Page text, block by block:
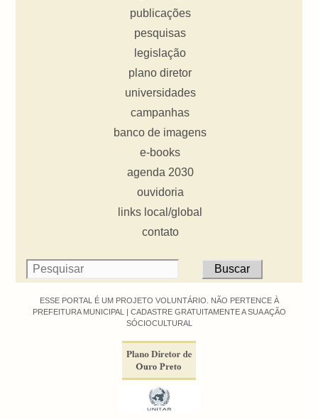
publicações
pesquisas
legislação
plano diretor
universidades
campanhas
banco de imagens
e-books
agenda 2030
ouvidoria
links local/global
contato
ESSE PORTAL É UM PROJETO VOLUNTÁRIO. NÃO PERTENCE À
PREFEITURA MUNICIPAL | CADASTRE GRATUITAMENTE A SUA AÇÃO
SÓCIOCULTURAL